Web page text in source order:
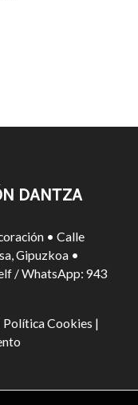
DANTZA
• Calle
Gipuzkoa •
/ WhatsApp: 943
Política Cookies |